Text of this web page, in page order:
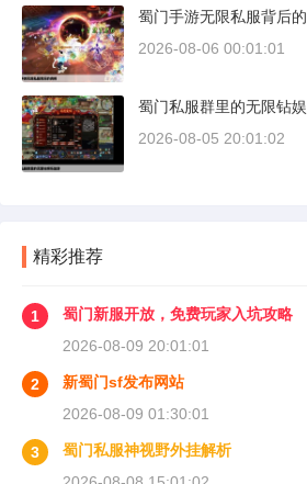
蜀门手游无限私服背后
2026-08-06 00:01:01
蜀门私服群里的无限钻
2026-08-05 20:01:02
精彩推荐
1
蜀门新服开放，免费玩家入坑攻略
2026-08-09 20:01:01
2
新蜀门sf发布网站
2026-08-09 01:30:01
3
蜀门私服神视野外挂解析